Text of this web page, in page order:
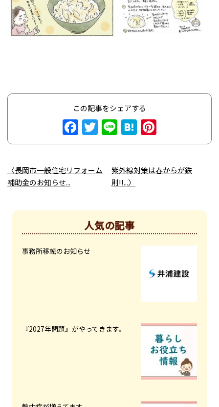
この記事をシェアする
Facebook
Twitter
LineHatena
長岡市一般住宅リフォーム
補助金のお知らせ...
紫外線対策は春からが鉄
則!!...
人気の記事
事務所移転のお知らせ
『2027年問題』がやってきます。